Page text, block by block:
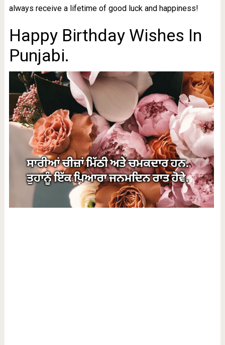
always receive a lifetime of good luck and happiness!
Happy Birthday Wishes In
Punjabi.